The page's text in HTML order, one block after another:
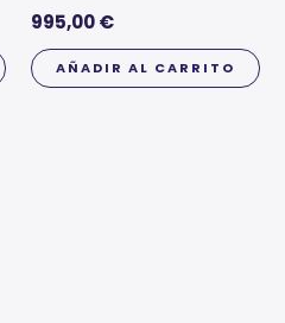
995,00€
AÑADIR AL CARRITO